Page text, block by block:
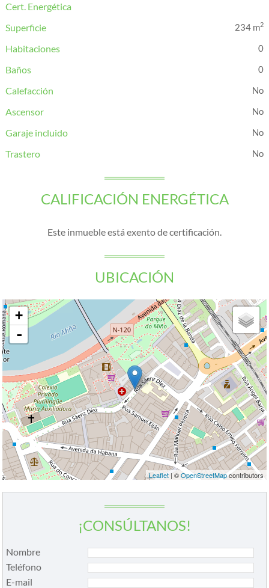
¡CONSÚLTANOS!
Nombre
Teléfono
E-mail
Cert. Energética
Superficie
234 m2
Habitaciones 0
Baños 0
Calefacción
Ascensor
Garaje incluido
Trastero
CALIFICACIÓN ENERGÉTICA
Este inmueble está exento de certificación.
UBICACIÓN
+
-
Leaflet| ©OpenStreetMapcontributors